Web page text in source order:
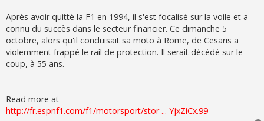
Après avoir quitté la F1 en 1994, il s'est focalisé sur la voile et a
connu du succès dans le secteur financier. Ce dimanche 5
octobre, alors qu'il conduisait sa moto à Rome, de Cesaris a
violemment frappé le rail de protection. Il serait décédé sur le
coup, à 55 ans.
Read more at
http://fr.espnf1.com/f1/motorsport/stor ... YjxZiCx.99